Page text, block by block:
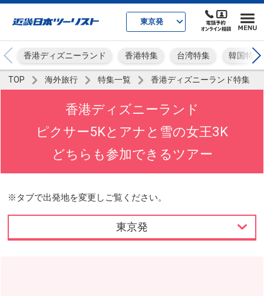
東京発
香港ディズニーランド 香港特集 台湾特集 韓国特集
TOP 海外旅行 特集一覧 香港ディズニーランド特集
香港ディズニーランド
ピクサー5Kとアナと雪の女王3K
どちらも参加できるツアー
※タブで出発地を変更しご覧ください。
東京発